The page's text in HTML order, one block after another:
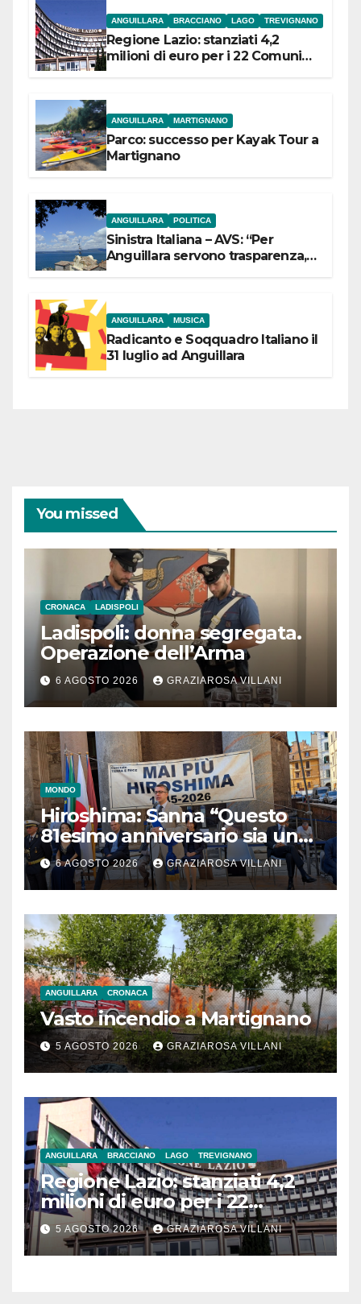
ANGUILLARA BRACCIANO LAGO TREVIGNANO
Regione Lazio: stanziati 4,2
milioni di euro per i 22 Comuni
ANGUILLARA MARTIGNANO
Parco: successo per Kayak Tour a
Martignano
ANGUILLARA POLITICA
Sinistra Italiana – AVS: “Per
Anguillara servono trasparenza,
ANGUILLARA MUSICA
Radicanto e Soqquadro Italiano il
31 luglio ad Anguillara
You missed
CRONACA LADISPOLI
Ladispoli: donna segregata.
Operazione dell’Arma
6 AGOSTO 2026 GRAZIAROSA VILLANI
MONDO
Hiroshima: Sanna “Questo
81esimo anniversario sia un
monito per tutti”
6 AGOSTO 2026 GRAZIAROSA VILLANI
ANGUILLARA CRONACA
Vasto incendio a Martignano
5 AGOSTO 2026 GRAZIAROSA VILLANI
ANGUILLARA BRACCIANO LAGO TREVIGNANO
Regione Lazio: stanziati 4,2
milioni di euro per i 22
Comuni dell’Etruria
Meridionale
5 AGOSTO 2026 GRAZIAROSA VILLANI